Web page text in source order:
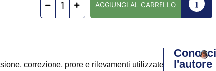
AGGIUNGI AL CARRELLO
correzione, prore e rilevamenti utilizzate
Conosci
l'autore